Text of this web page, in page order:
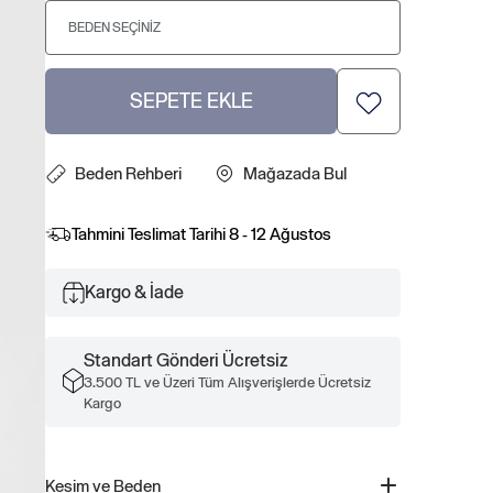
BEDEN SEÇINIZ
SEPETE EKLE
Beden Rehberi Mağazada Bul
Tahmini Teslimat Tarihi8 - 12 Ağustos
Kargo & İade
Standart Gönderi Ücretsiz
3.500 TL ve Üzeri Tüm Alışverişlerde Ücretsiz
Kargo
Kesim ve Beden